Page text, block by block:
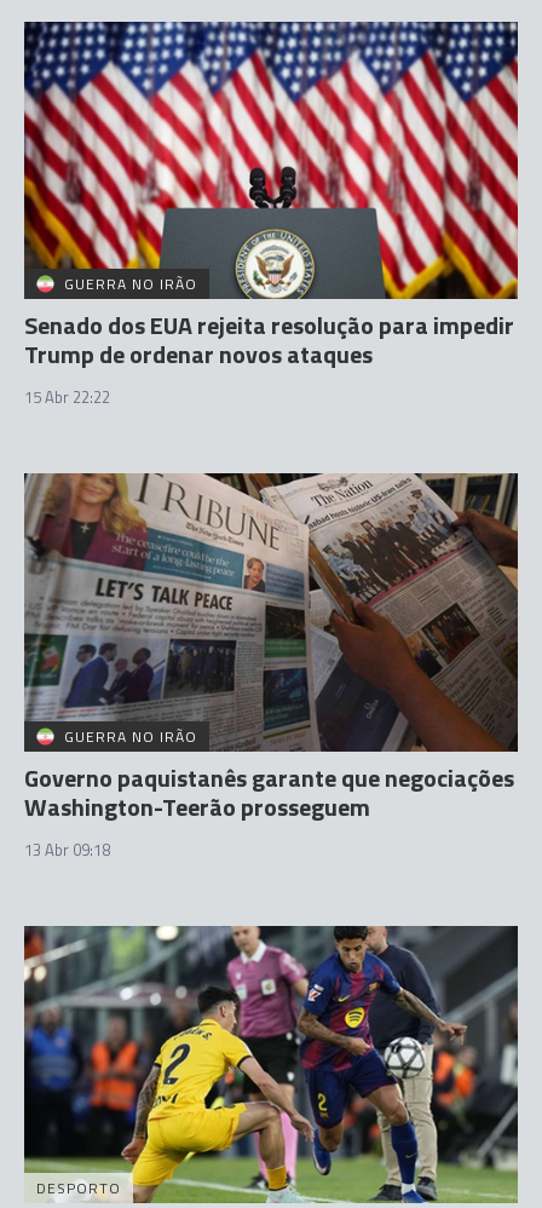
GUERRA NO IRÃO
Senado dos EUA rejeita resolução para impedir
Trump de ordenar novos ataques
15 Abr 22:22
GUERRA NO IRÃO
Governo paquistanês garante que negociações
Washington-Teerão prosseguem
13 Abr 09:18
DESPORTO